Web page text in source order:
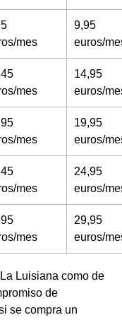
mes
9,95
euros/
mes
14,95
euros/
mes
19,95
euros/
mes
24,95
euros/
mes
29,95
euros/
Luisiana como de
de
se compra un